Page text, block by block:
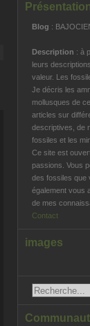
Blog :
Description : à
leurs
valeur. Les
Je décris les
mollusques de
articles sur
descriptives, de
fossiles et les
Ce site est
passions. Vous
des fossiles que
également vous
de mes
Contact
images